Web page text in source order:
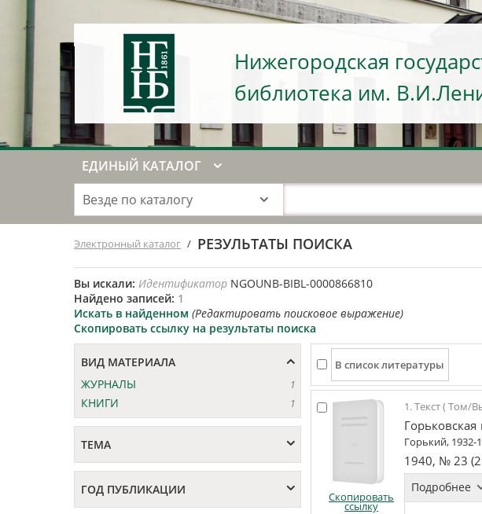
Нижегородская
библиотека им.
ЕДИНЫЙ КАТАЛОГ
Везде по каталогу
Электронный каталог / РЕЗУЛЬТАТЫ ПОИСКА
Вы искали: Идентификатор NGOUNB-BIBL-0000866810
Найдено записей: 1
Искать в найденном (Редактировать поисковое выражение)
Скопировать ссылку на результаты поиска
ВИД МАТЕРИАЛА
ЖУРНАЛЫ
1
КНИГИ 1
ТЕМА
ГОД ПУБЛИКАЦИИ Скопировать
ссылку
1. Текст ( Том/
Горький,1932-
1940, № 23
Подробнее